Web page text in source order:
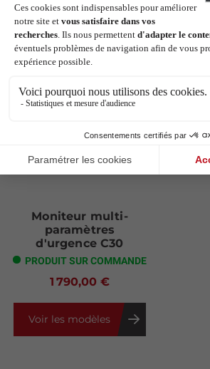
Articles complémentaires
Moniteur multi-
paramètres
d'urgence C30
PRODUIT SUR COMMANDE
1 790,00 €
Voir les modèles